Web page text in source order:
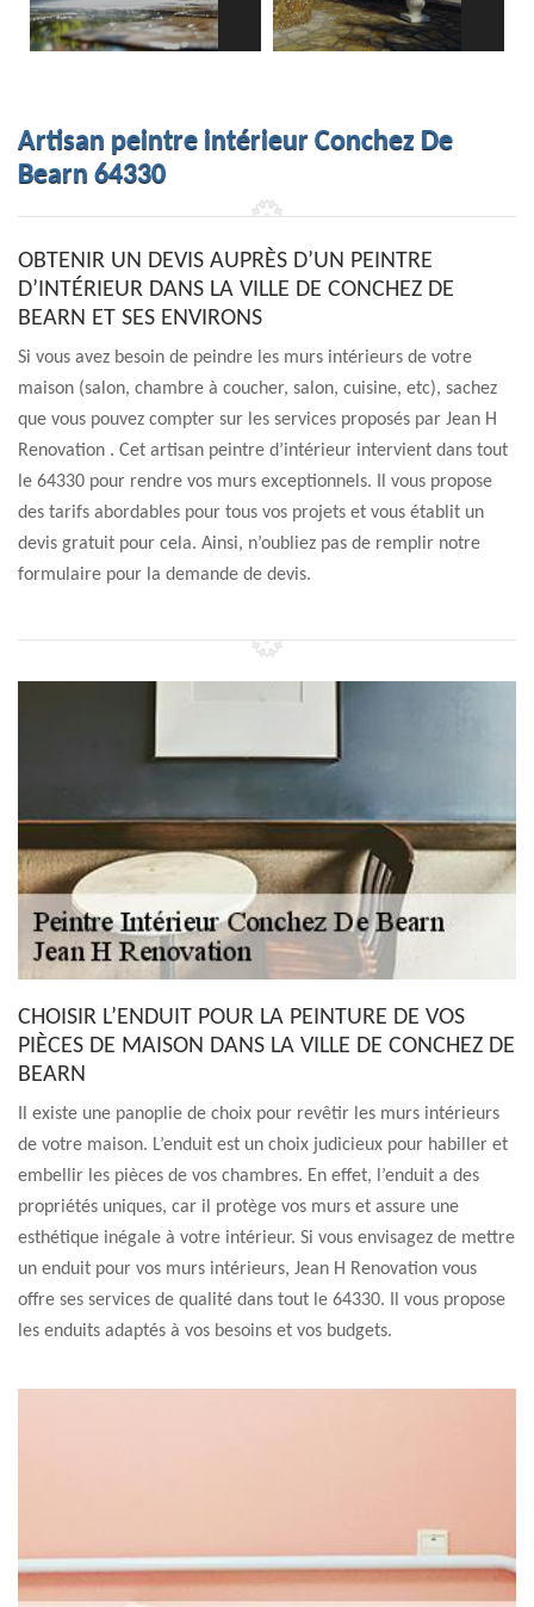
Artisan peintre intérieur Conchez De
Bearn 64330
OBTENIR UN DEVIS AUPRÈS D’UN PEINTRE
D’INTÉRIEUR DANS LA VILLE DE CONCHEZ DE
BEARN ET SES ENVIRONS
Si vous avez besoin de peindre les murs intérieurs de votre
maison (salon, chambre à coucher, salon, cuisine, etc), sachez
que vous pouvez compter sur les services proposés par Jean H
Renovation . Cet artisan peintre d’intérieur intervient dans tout
le 64330 pour rendre vos murs exceptionnels. Il vous propose
des tarifs abordables pour tous vos projets et vous établit un
devis gratuit pour cela. Ainsi, n’oubliez pas de remplir notre
formulaire pour la demande de devis.
CHOISIR L’ENDUIT POUR LA PEINTURE DE VOS
PIÈCES DE MAISON DANS LA VILLE DE CONCHEZ DE
BEARN
Il existe une panoplie de choix pour revêtir les murs intérieurs
de votre maison. L’enduit est un choix judicieux pour habiller et
embellir les pièces de vos chambres. En effet, l’enduit a des
propriétés uniques, car il protège vos murs et assure une
esthétique inégale à votre intérieur. Si vous envisagez de mettre
un enduit pour vos murs intérieurs, Jean H Renovation vous
offre ses services de qualité dans tout le 64330. Il vous propose
les enduits adaptés à vos besoins et vos budgets.